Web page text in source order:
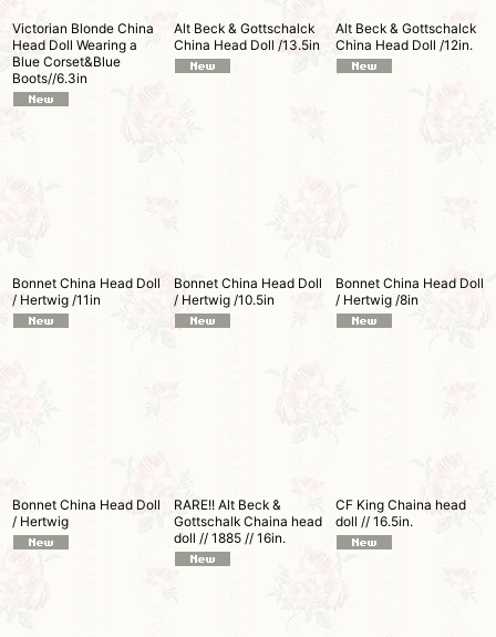
Victorian Blonde China
Head Doll Wearing a
Blue Corset&Blue
Boots//6.3in
Alt Beck & Gottschalck
China Head Doll /13.5in
Alt Beck & Gottschalck
China Head Doll /12in.
Bonnet China Head Doll
/ Hertwig /11in
Bonnet China Head Doll
/ Hertwig /10.5in
Bonnet China Head Doll
/ Hertwig /8in
Bonnet China Head Doll
/ Hertwig
RARE!! Alt Beck &
Gottschalk Chaina head
doll // 1885 // 16in.
CF King Chaina head
doll // 16.5in.